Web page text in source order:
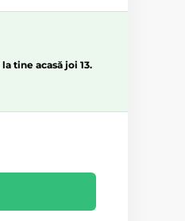
la tine acasă joi 13.